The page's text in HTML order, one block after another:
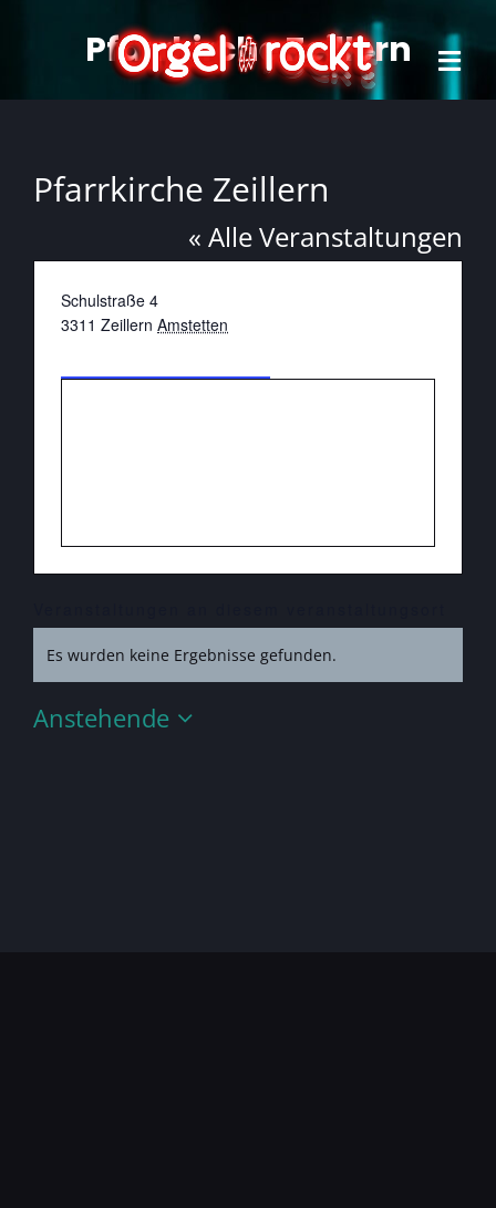
Pfarrkirche Zeillern
Pfarrkirche Zeillern
« Alle Veranstaltungen
Adresse
Schulstraße 4
3311 Zeillern Amstetten
Hinweis
Es wurden keine Ergebnisse gefunden.
Anstehende